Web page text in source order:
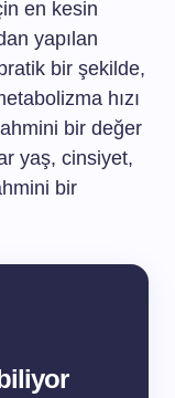
en kesin
yapılan
bir şekilde,
hızı
bir değer
yaş, cinsiyet,
bir